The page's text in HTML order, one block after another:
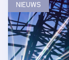
NIEUWS